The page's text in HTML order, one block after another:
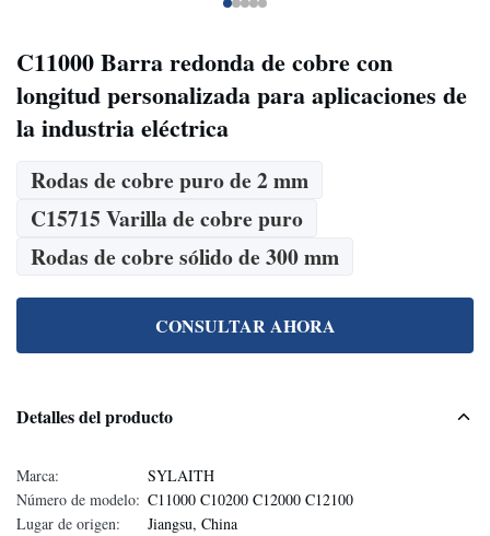
C11000 Barra redonda de cobre con
longitud personalizada para aplicaciones de
la industria eléctrica
Rodas de cobre puro de 2 mm
C15715 Varilla de cobre puro
Rodas de cobre sólido de 300 mm
CONSULTAR AHORA
Detalles del producto
Marca:
SYLAITH
Número de modelo: C11000 C10200 C12000 C12100
Lugar de origen:
Jiangsu, China